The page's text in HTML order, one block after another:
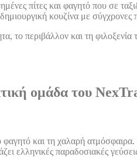
πίτες και φαγητό που σε
κουζίνα με σύγχρονες
το περιβάλλον και τη
ομάδα του
και τη χαλαρή
ελληνικές παραδοσιακές